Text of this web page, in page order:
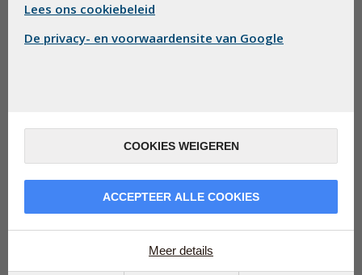
Bevestig E-mail *
Meld u aan voor Pharma Nord Health News
Lees ons cookiebeleid
De privacy- en voorwaardensite van Google
COOKIES WEIGEREN
ACCEPTEER ALLE COOKIES
Meer details